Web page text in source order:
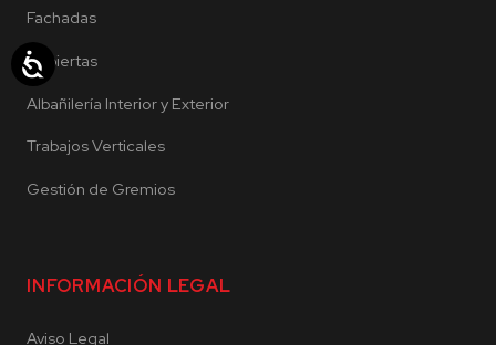
Fachadas
Cubiertas
Albañilería Interior y Exterior
Trabajos Verticales
Gestión de Gremios
INFORMACIÓN LEGAL
Aviso Legal